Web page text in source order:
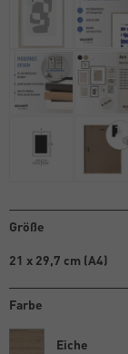
Größe
21 x 29,7 cm (A4)
Farbe
Eiche